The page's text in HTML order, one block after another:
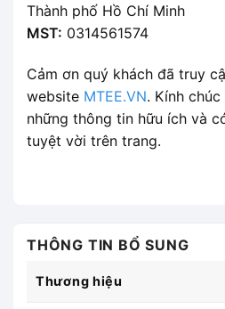
Thành phố Hồ Chí Minh
MST: 0314561574
Cảm ơn quý khách đã truy
website MTEE.VN. Kính
những thông tin hữu ích và
tuyệt vời trên trang.
THÔNG TIN BỔ SUNG
Thương hiệu